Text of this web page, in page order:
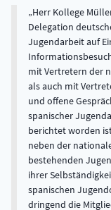
Herr Kollege
Delegation
Jugendarbeit auf
mit Vertretern der
als auch mit
und offene
spanischer
berichtet worden
neben der
bestehenden
ihrer
spanischen
dringend die